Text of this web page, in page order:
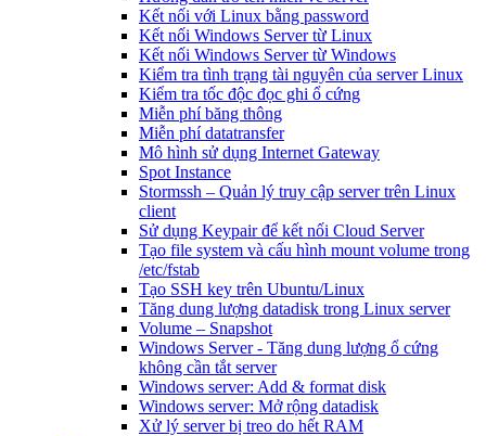
Kết nối với Linux bằng password
Kết nối Windows Server từ Linux
Kết nối Windows Server từ Windows
Kiểm tra tình trạng tài nguyên của server Linux
Kiểm tra tốc độc đọc ghi ổ cứng
Miễn phí băng thông
Miễn phí datatransfer
Mô hình sử dụng Internet Gateway
Spot Instance
Stormssh – Quản lý truy cập server trên Linux
client
Sử dụng Keypair để kết nối Cloud Server
Tạo file system và cấu hình mount volume trong
/etc/fstab
Tạo SSH key trên Ubuntu/Linux
Tăng dung lượng datadisk trong Linux server
Volume – Snapshot
Windows Server - Tăng dung lượng ổ cứng
không cần tắt server
Windows server: Add & format disk
Windows server: Mở rộng datadisk
Xử lý server bị treo do hết RAM